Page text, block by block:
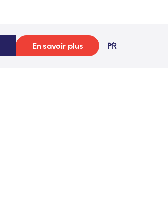
En savoir plus FR